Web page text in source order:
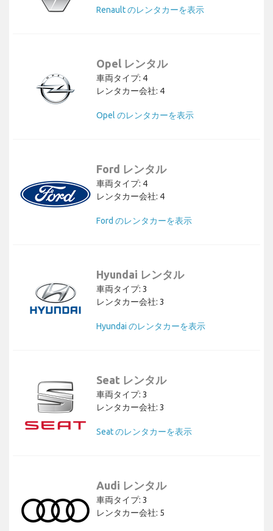
Renault のレンタカーを表示
Opel レンタル
車両タイプ: 4
レンタカー会社: 4
Opel のレンタカーを表示
Ford レンタル
車両タイプ: 4
レンタカー会社: 4
Ford のレンタカーを表示
Hyundai レンタル
車両タイプ: 3
レンタカー会社: 3
Hyundai のレンタカーを表示
Seat レンタル
車両タイプ: 3
レンタカー会社: 3
Seat のレンタカーを表示
Audi レンタル
車両タイプ: 3
レンタカー会社: 5